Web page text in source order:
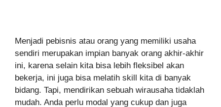
Menjadi pebisnis atau orang yang memiliki usaha
sendiri merupakan impian banyak orang akhir-akhir
ini, karena selain kita bisa lebih fleksibel akan
bekerja, ini juga bisa melatih skill kita di banyak
bidang. Tapi, mendirikan sebuah wirausaha tidaklah
mudah. Anda perlu modal yang cukup dan juga